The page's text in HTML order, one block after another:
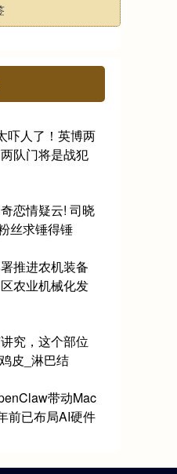
吓人了！英博两
队门将是战犯
恋情疑云! 司晓
丝求锤得锤
推进农机装备
农业机械化发
究，这个部位
皮_淋巴结
带动Mac
前已布局AI硬件